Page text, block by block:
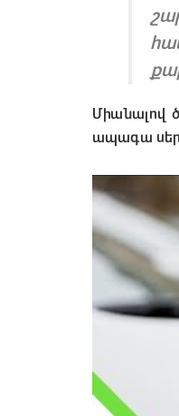
Միանալով
ապագա